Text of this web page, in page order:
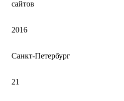
сайтов
2016
Санкт-Петербург
21